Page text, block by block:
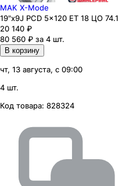
MAK X-Mode
19"x9J PCD 5x120 ЕТ 18 ЦО 74.1
20 140 ₽
80 560 ₽ за 4 шт.
В корзину
чт, 13 августа, с 09:00
4 шт.
Код товара: 828324